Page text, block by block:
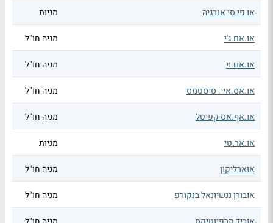
או פי סי אנרגיה מניות
או.אם.ג'י מניה חו"ל
או.אם.וי מניה חו"ל
או.אס.איי. סיסטמס מניה חו"ל
או.אף.אס קפיטל מניה חו"ל
או.אר.טי מניות
אוארליקון מניה חו"ל
אובורן ננשיונאל בנקורפ מניה חו"ל